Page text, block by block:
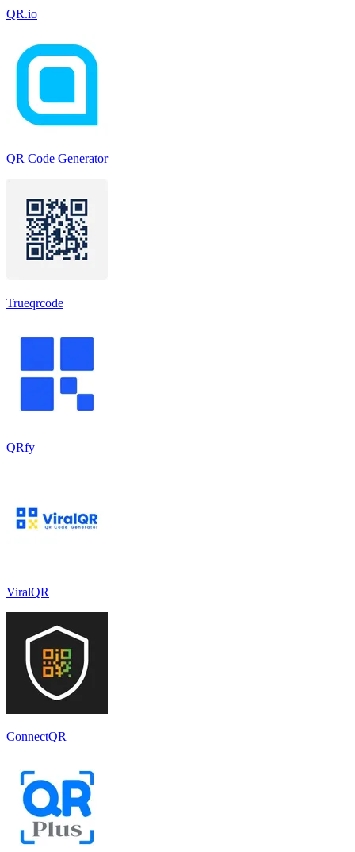
QR.io
QR Code Generator
Trueqrcode
QRfy
ViralQR
ConnectQR